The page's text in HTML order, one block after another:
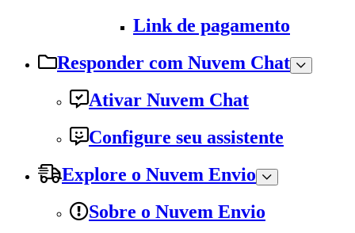
Link de pagamento
Responder com Nuvem Chat
Ativar Nuvem Chat
Configure seu assistente
Explore o Nuvem Envio
Sobre o Nuvem Envio